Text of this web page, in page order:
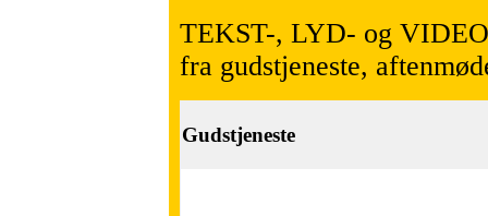
TEKST-, LYD- og
fra gudstjeneste,
Gudstjeneste